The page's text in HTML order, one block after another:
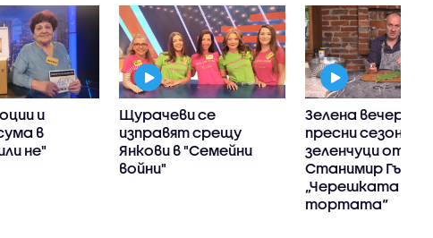
и
в
не"
Щурачеви се
изправят срещу
Янкови в "Семейни
войни"
Зелена вечеря с
пресни сезонни
зеленчуци от
Станимир Гъмов в
„Черешката на
тортата“